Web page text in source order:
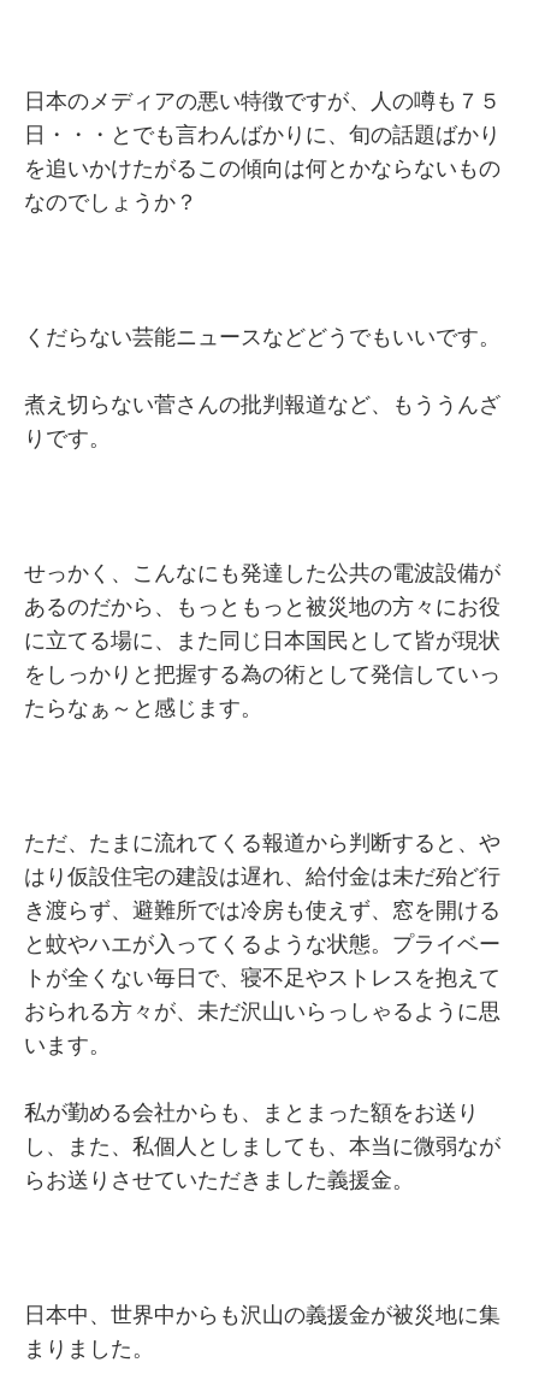
日本のメディアの悪い特徴ですが、人の噂も７５
日・・・とでも言わんばかりに、旬の話題ばかり
を追いかけたがるこの傾向は何とかならないもの
なのでしょうか？
くだらない芸能ニュースなどどうでもいいです。
煮え切らない菅さんの批判報道など、もううんざ
りです。
せっかく、こんなにも発達した公共の電波設備が
あるのだから、もっともっと被災地の方々にお役
に立てる場に、また同じ日本国民として皆が現状
をしっかりと把握する為の術として発信していっ
たらなぁ～と感じます。
ただ、たまに流れてくる報道から判断すると、や
はり仮設住宅の建設は遅れ、給付金は未だ殆ど行
き渡らず、避難所では冷房も使えず、窓を開ける
と蚊やハエが入ってくるような状態。プライベー
トが全くない毎日で、寝不足やストレスを抱えて
おられる方々が、未だ沢山いらっしゃるように思
います。
私が勤める会社からも、まとまった額をお送り
し、また、私個人としましても、本当に微弱なが
らお送りさせていただきました義援金。
日本中、世界中からも沢山の義援金が被災地に集
まりました。